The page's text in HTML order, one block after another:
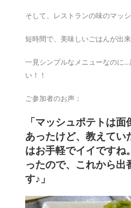
そして、レストランの味のマッシ
短時間で、美味しいごはんが出来
一見シンプルなメニューなのに…
い！！
ご参加者のお声：
「マッシュポテトは
あったけど、教えてい
はお手軽でイイですね
ったので、これから出
す♪」